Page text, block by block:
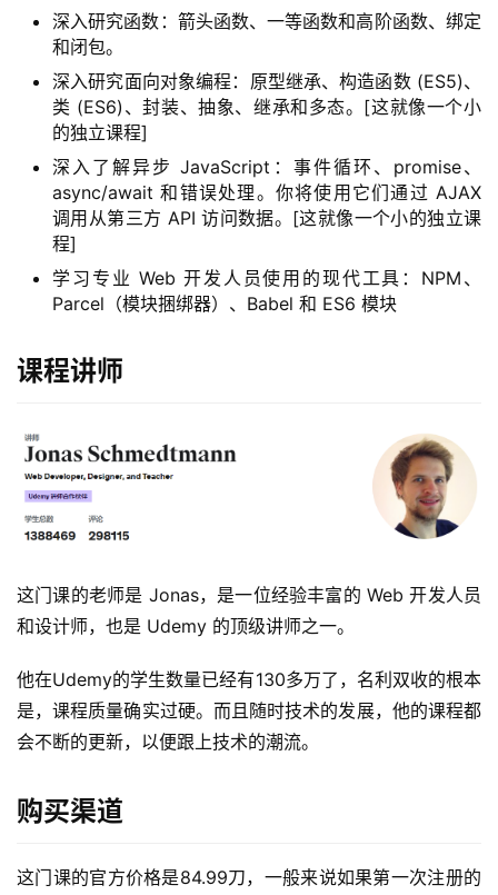
领
券
口
码
中
深入研究函数：箭头函数、一等函数和高阶函数、绑定
和闭包。
深入研究面向对象编程：原型继承、构造函数 (ES5)、
类 (ES6)、封装、抽象、继承和多态。[这就像一个小
的独立课程]
深入了解异步 JavaScript：事件循环、promise、
async/await 和错误处理。你将使用它们通过 AJAX
调用从第三方 API 访问数据。[这就像一个小的独立课
程]
学习专业 Web 开发人员使用的现代工具：NPM、
Parcel（模块捆绑器）、Babel 和 ES6 模块
课程讲师
这门课的老师是 Jonas，是一位经验丰富的 Web 开发人员
和设计师，也是 Udemy 的顶级讲师之一。
他在Udemy的学生数量已经有130多万了，名利双收的根本
是，课程质量确实过硬。而且随时技术的发展，他的课程都
会不断的更新，以便跟上技术的潮流。
购买渠道
这门课的官方价格是84.99刀，一般来说如果第一次注册的